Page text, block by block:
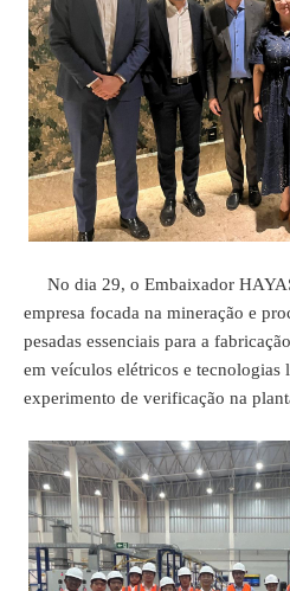
No dia 29, o Embaixador
empresa focada na mineração e
pesadas essenciais para a
em veículos elétricos e tecnologias
experimento de verificação na